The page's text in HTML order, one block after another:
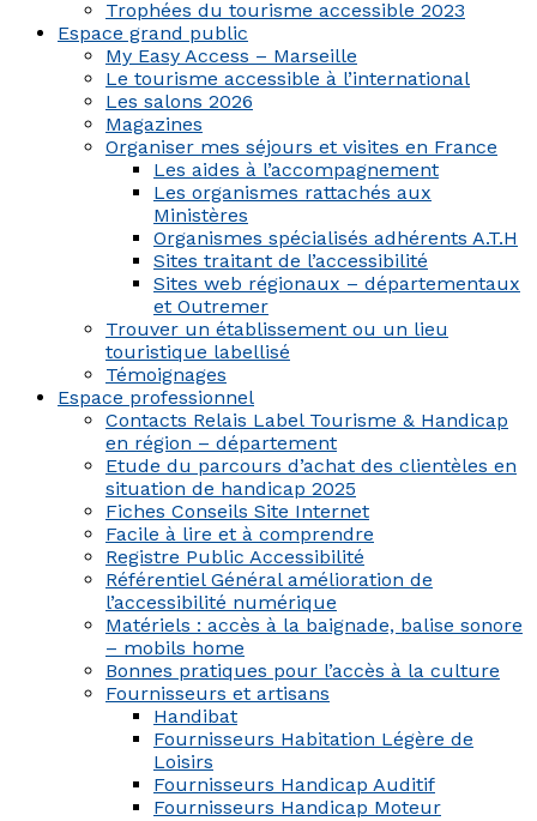
Trophées du tourisme accessible 2023
Espace grand public
My Easy Access – Marseille
Le tourisme accessible à l’international
Les salons 2026
Magazines
Organiser mes séjours et visites en France
Les aides à l’accompagnement
Les organismes rattachés aux
Ministères
Organismes spécialisés adhérents A.T.H
Sites traitant de l’accessibilité
Sites web régionaux – départementaux
et Outremer
Trouver un établissement ou un lieu
touristique labellisé
Témoignages
Espace professionnel
Contacts Relais Label Tourisme & Handicap
en région – département
Etude du parcours d’achat des clientèles en
situation de handicap 2025
Fiches Conseils Site Internet
Facile à lire et à comprendre
Registre Public Accessibilité
Référentiel Général amélioration de
l’accessibilité numérique
Matériels : accès à la baignade, balise sonore
– mobils home
Bonnes pratiques pour l’accès à la culture
Fournisseurs et artisans
Handibat
Fournisseurs Habitation Légère de
Loisirs
Fournisseurs Handicap Auditif
Fournisseurs Handicap Moteur